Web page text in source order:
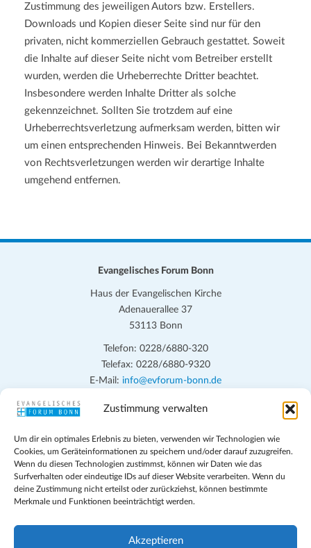
Zustimmung verwalten
Um dir ein optimales Erlebnis zu bieten, verwenden wir Technologien wie
Cookies, um Geräteinformationen zu speichern und/oder darauf zuzugreifen.
Wenn du diesen Technologien zustimmst, können wir Daten wie das
Surfverhalten oder eindeutige IDs auf dieser Website verarbeiten. Wenn du
deine Zustimmung nicht erteilst oder zurückziehst, können bestimmte
Merkmale und Funktionen beeinträchtigt werden.
Akzeptieren
Zustimmung des jeweiligen Autors bzw. Erstellers.
Downloads und Kopien dieser Seite sind nur für den
privaten, nicht kommerziellen Gebrauch gestattet. Soweit
die Inhalte auf dieser Seite nicht vom Betreiber erstellt
wurden, werden die Urheberrechte Dritter beachtet.
Insbesondere werden Inhalte Dritter als solche
gekennzeichnet. Sollten Sie trotzdem auf eine
Urheberrechtsverletzung aufmerksam werden, bitten wir
um einen entsprechenden Hinweis. Bei Bekanntwerden
von Rechtsverletzungen werden wir derartige Inhalte
umgehend entfernen.
Evangelisches Forum Bonn
Haus der Evangelischen Kirche
Adenauerallee 37
53113 Bonn
Telefon: 0228/6880-320
Telefax: 0228/6880-9320
E-Mail: info@evforum-bonn.de
Das Evangelische Forum Bonn will in seinen zentralen
persönlichen, beruflichen, kirchlichen und öffentlichen Lebens
eingehen, zu offener Begegnung und ehrlicher Auseinandersetzung
anregen und mithelfen, aus der Verheißung des Evangeliums heraus
im individuellen und gesellschaftlichen Leben verantwortlich zu
denken, zu reden und zu handeln.
Impressum